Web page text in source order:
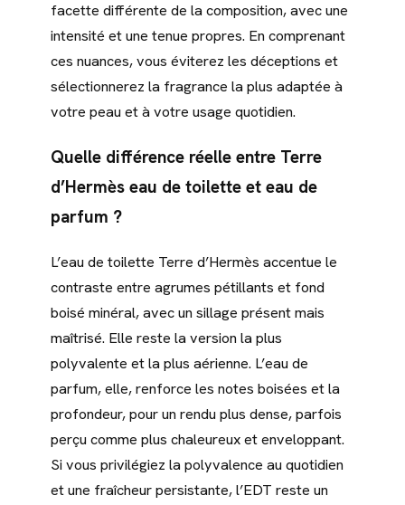
facette différente de la composition, avec une
intensité et une tenue propres. En comprenant
ces nuances, vous éviterez les déceptions et
sélectionnerez la fragrance la plus adaptée à
votre peau et à votre usage quotidien.
Quelle différence réelle entre Terre
d’Hermès eau de toilette et eau de
parfum ?
L’eau de toilette Terre d’Hermès accentue le
contraste entre agrumes pétillants et fond
boisé minéral, avec un sillage présent mais
maîtrisé. Elle reste la version la plus
polyvalente et la plus aérienne. L’eau de
parfum, elle, renforce les notes boisées et la
profondeur, pour un rendu plus dense, parfois
perçu comme plus chaleureux et enveloppant.
Si vous privilégiez la polyvalence au quotidien
et une fraîcheur persistante, l’EDT reste un